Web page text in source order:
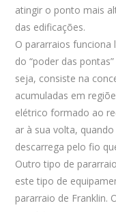
atingir o ponto mais
das edificações.
O pararraios funciona
do “poder das
seja, consiste na
acumuladas em
elétrico formado ao
ar à sua volta,
descarrega pelo fio
Outro tipo de
este tipo de
pararraio de Franklin.